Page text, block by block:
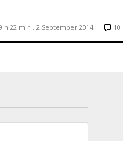
h 22 min , 2 September 2014 10